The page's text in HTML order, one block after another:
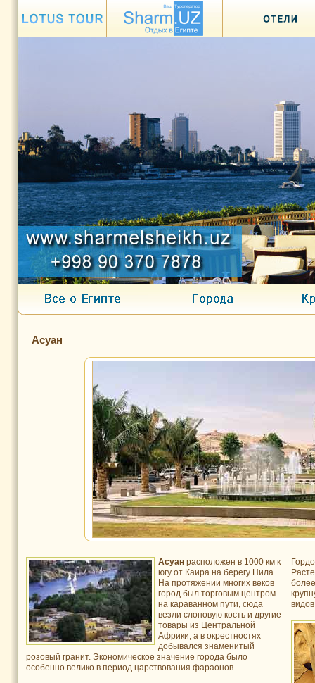
Асуан
Асуан расположен в 1000 км к
югу от Каира на берегу Нила.
На протяжении многих веков
город был торговым центром
на караванном пути, сюда
везли слоновую кость и другие
товары из Центральной
Африки, а в окрестностях
добывался знаменитый
розовый гранит. Экономическое значение города было
особенно велико в период царствования фараонов.